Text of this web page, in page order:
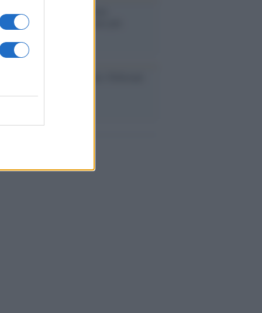
/
del Vesuvio furono più
del previsto